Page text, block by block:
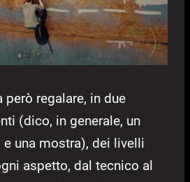
regalare, in due
(dico, in generale, un
una mostra), dei livelli
aspetto, dal tecnico al